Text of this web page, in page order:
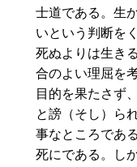
士道である。生
いという判断を
死ぬよりは生き
合のよい理屈を
目的を果たさず
と謗（そし）ら
事なところであ
死にである。し